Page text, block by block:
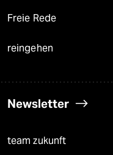
Freie Rede
reingehen
Newsletter
team zukunft